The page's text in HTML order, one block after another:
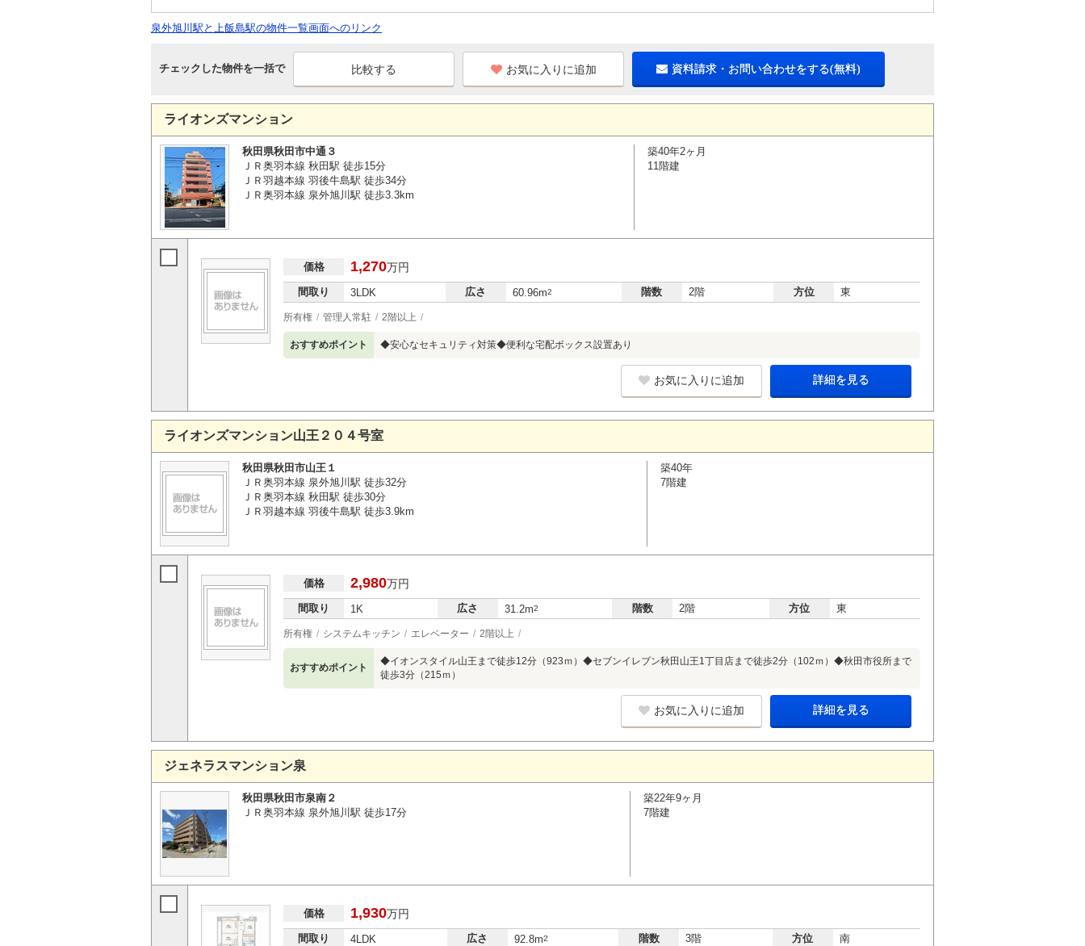
泉外旭川駅と上飯島駅の物件一覧画面へのリンク
チェックした物件を一括で お気に入りに追加 資料請求・お問い合わせをする(無料)
ライオンズマンション
秋田県秋田市中通３
ＪＲ奥羽本線 秋田駅 徒歩15分
ＪＲ羽越本線 羽後牛島駅 徒歩34分
ＪＲ奥羽本線 泉外旭川駅 徒歩3.3km
築40年2ヶ月
11階建
価格 1,270万円
間取り 3LDK 広さ 60.96m2 階数 2階 方位 東
所有権 管理人常駐 2階以上
おすすめポイント ◆安心なセキュリティ対策◆便利な宅配ボックス設置あり
お気に入りに追加 詳細を見る
ライオンズマンション山王２０４号室
秋田県秋田市山王１
ＪＲ奥羽本線 泉外旭川駅 徒歩32分
ＪＲ奥羽本線 秋田駅 徒歩30分
ＪＲ羽越本線 羽後牛島駅 徒歩3.9km
築40年
7階建
価格 2,980万円
間取り 1K 広さ 31.2m2 階数 2階 方位 東
所有権 システムキッチン エレベーター 2階以上
おすすめポイント
◆イオンスタイル山王まで徒歩12分（923ｍ）◆セブンイレブン秋田山王1丁目店まで徒歩2分（102ｍ）◆秋田市役所まで
徒歩3分（215ｍ）
お気に入りに追加 詳細を見る
ジェネラスマンション泉
秋田県秋田市泉南２
ＪＲ奥羽本線 泉外旭川駅 徒歩17分
築22年9ヶ月
7階建
価格 1,930万円
間取り 4LDK 広さ 92.8m2 階数 3階 方位 南